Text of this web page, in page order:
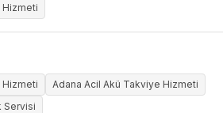
Hizmeti
Hizmeti
Adana Acil Akü Takviye Hizmeti
Servisi